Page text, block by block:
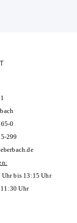
0
299
bis 13:15 Uhr
Uhr